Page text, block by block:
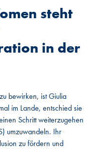
steht
in der
bewirken, ist Giulia
im Lande, entschied sie
Schritt weiterzugehen
umzuwandeln. Ihr
zu fördern und